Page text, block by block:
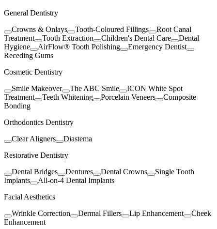
General Dentistry
Crowns & Onlays
Tooth-Coloured Fillings
Root Canal
Treatment
Tooth Extraction Children's Dental Care
Dental
Hygiene
AirFlow® Tooth Polishing
Emergency Dentist
Receding Gums
Cosmetic Dentistry
Smile Makeover
The ABC Smile
ICON White Spot
Treatment
Teeth Whitening Porcelain Veneers
Composite
Bonding
Orthodontics Dentistry
Clear Aligners
Diastema
Restorative Dentistry
Dental Bridges
Dentures Dental Crowns
Single Tooth
Implants
All-on-4 Dental Implants
Facial Aesthetics
Wrinkle Correction
Dermal Fillers Lip Enhancement
Cheek
Enhancement